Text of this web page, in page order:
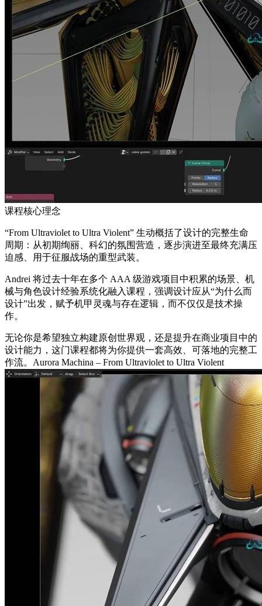
课程核心理念
“From Ultraviolet to Ultra Violent” 生动概括了设计的完整生命
周期：从初期绚丽、科幻的氛围营造，逐步演进至最终充满压
迫感、用于征服战场的重型武装。
Andrei 将过去十年在多个 AAA 级游戏项目中积累的场景、机
械与角色设计经验系统化融入课程，强调设计应从“为什么而
设计”出发，赋予机甲灵魂与存在逻辑，而不仅仅是技术操
作。
无论你是希望独立构建原创世界观，还是提升在商业项目中的
设计能力，这门课程都将为你提供一套高效、可落地的完整工
作流。Aurora Machina – From Ultraviolet to Ultra Violent